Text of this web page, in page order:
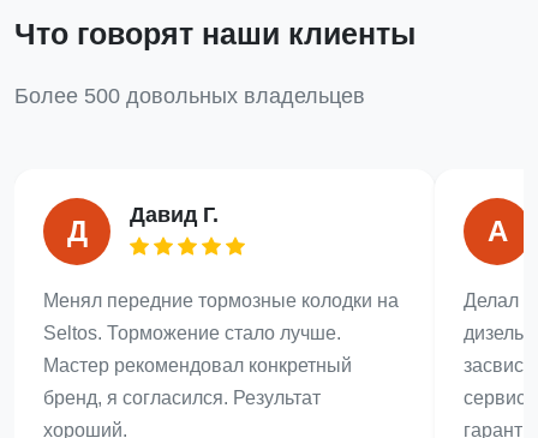
Что говорят наши клиенты
Более 500 довольных владельцев
Д
Давид Г.
Менял передние тормозные колодки на
Seltos. Торможение стало лучше.
Мастер рекомендовал конкретный
бренд, я согласился. Результат
хороший.
А
Делал
дизель.